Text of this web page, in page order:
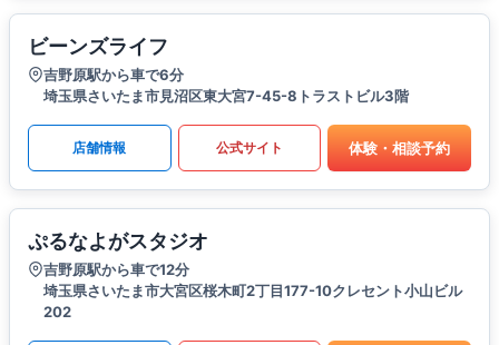
ビーンズライフ
吉野原駅から車で6分
埼玉県さいたま市見沼区東大宮7-45-8トラストビル3階
店舗情報 公式サイト 体験・相談予約
ぷるなよがスタジオ
吉野原駅から車で12分
埼玉県さいたま市大宮区桜木町2丁目177-10クレセント小山ビル
202